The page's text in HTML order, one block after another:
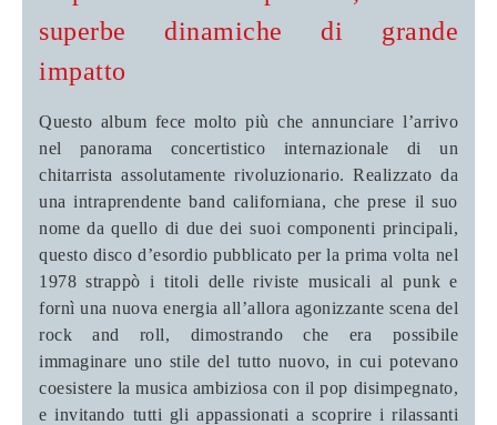
superbe dinamiche di grande
impatto
Questo album fece molto più che annunciare l’arrivo
nel panorama concertistico internazionale di un
chitarrista assolutamente rivoluzionario. Realizzato da
una intraprendente band californiana, che prese il suo
nome da quello di due dei suoi componenti principali,
questo disco d’esordio pubblicato per la prima volta nel
1978 strappò i titoli delle riviste musicali al punk e
fornì una nuova energia all’allora agonizzante scena del
rock and roll, dimostrando che era possibile
immaginare uno stile del tutto nuovo, in cui potevano
coesistere la musica ambiziosa con il pop disimpegnato,
e invitando tutti gli appassionati a scoprire i rilassanti